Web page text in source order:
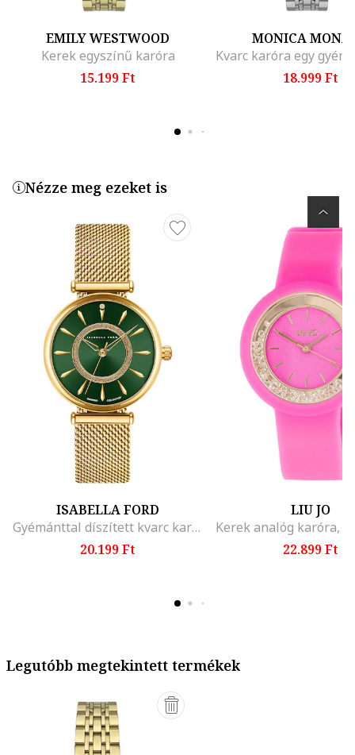
EMILY WESTWOOD
Kerek egyszínű karóra
15.199 Ft
MONICA
18.999 Ft
Nézze meg ezeket is
ISABELLA FORD
Gyémánttal díszített kvarc karóra
20.199 Ft
LIU JO
22.899 Ft
Legutóbb megtekintett termékek